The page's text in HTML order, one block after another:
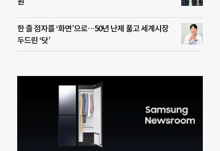
한 줄 점자를 ‘화면’으로…50년 난제 풀고 세계시장
두드린 ‘닷’